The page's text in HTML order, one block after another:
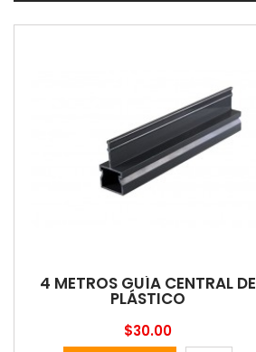
4 METROS GUÍA CENTRAL DE
PLÁSTICO
Precio
$30.00